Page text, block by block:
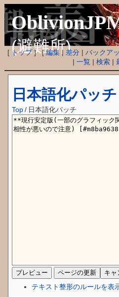
(避難所)
[ トップ] [編集| 差分 |バックア
|一覧 |検索 |
日本語化パッチ
Top / 日本語化パッチ
テキスト整形のルールを表